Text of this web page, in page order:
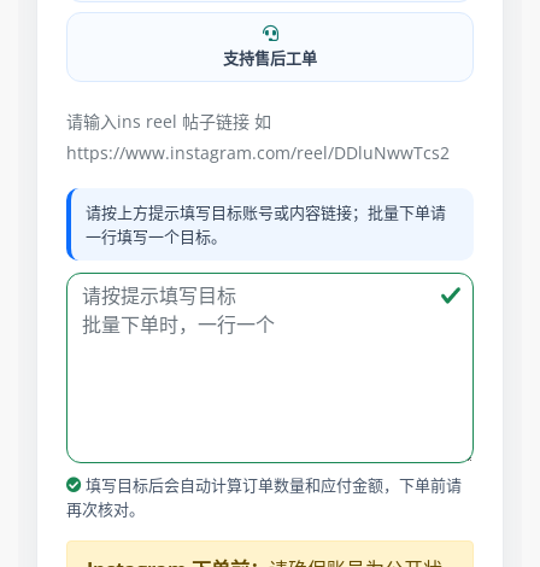
支持售后工单
请输入ins reel 帖子链接 如
https://www.instagram.com/reel/DDluNwwTcs2
请按上方提示填写目标账号或内容链接；批量下单请
一行填写一个目标。
填写目标后会自动计算订单数量和应付金额，下单前请
再次核对。